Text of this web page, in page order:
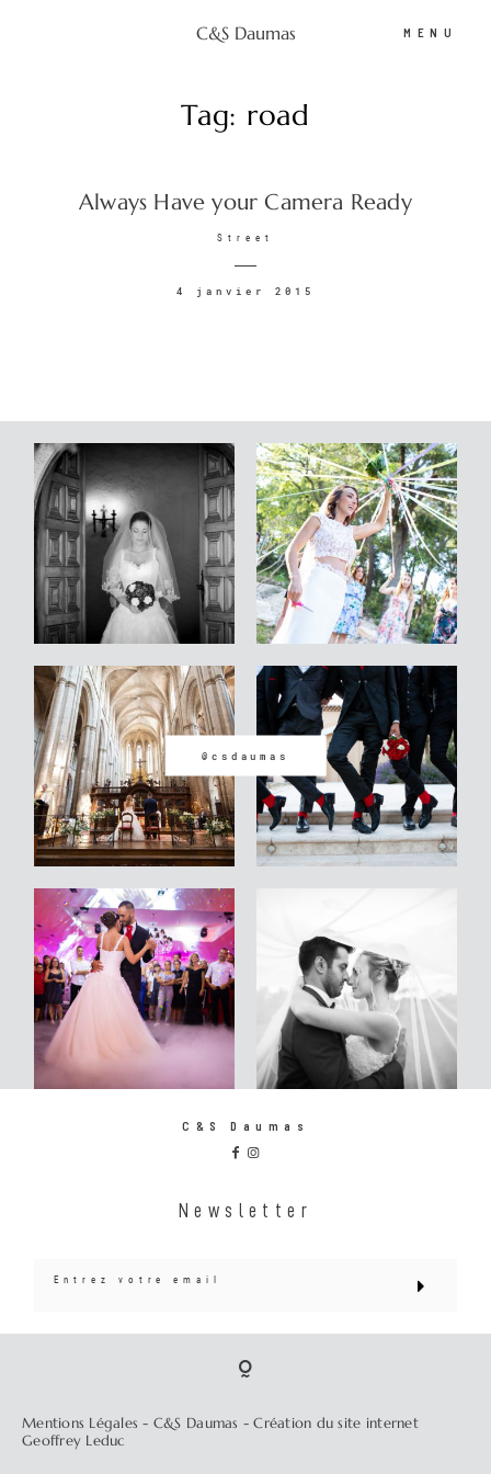
C&S Daumas MENU
Tag: road
Always Have your Camera Ready
Street
4 janvier 2015
C&S Daumas
Portfolio
Contact
Site internet Geoffrey
Leduc
@csdaumas
C&S Daumas
Newsletter
Mentions Légales - C&S Daumas -Création du site internet
Geoffrey Leduc